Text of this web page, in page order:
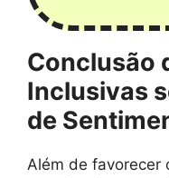
Conclusão
Inclusivas
de
Além de favorecer